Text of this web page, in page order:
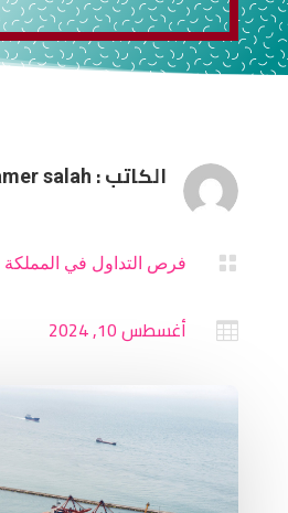
الكاتب : salah
 فرص التداول في المملكة
 أغسطس 10, 2024